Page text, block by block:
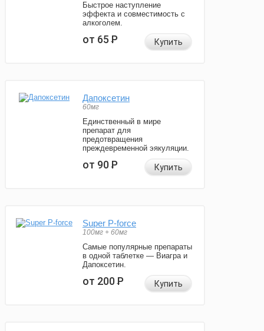
Быстрое наступление
эффекта и совместимость с
алкоголем.
от 65Р Купить
Дапоксетин
60мг
Единственный в мире
препарат для
предотвращения
преждевременной эякуляции.
от 90Р Купить
Super P-force
100мг + 60мг
Самые популярные препараты
в одной таблетке — Виагра и
Дапоксетин.
от 200Р Купить